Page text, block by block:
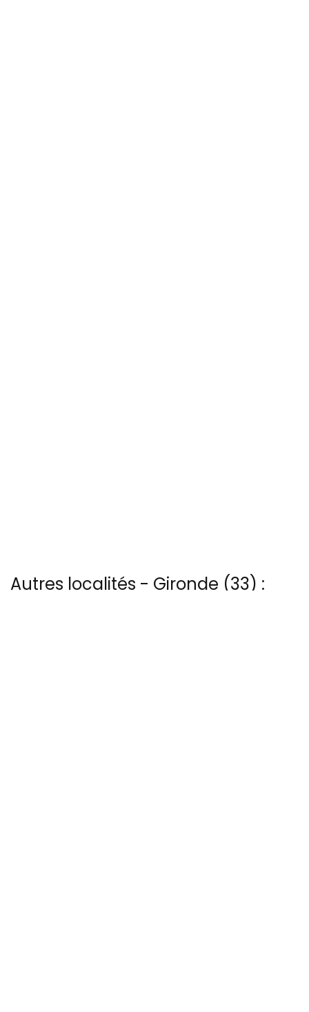
Autres localités - Gironde (33) :